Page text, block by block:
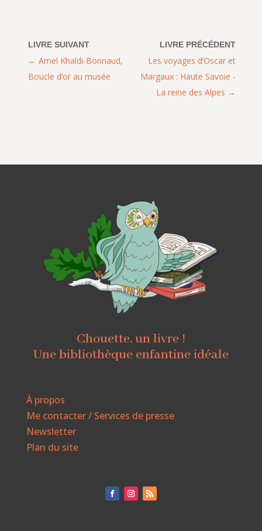
Les voyages d’Oscar et
Margaux : Haute Savoie -
La reine des Alpes
Amel Khaldi-Bonnaud,
Boucle d’or au musée
Chouette, un livre !
Une bibliothèque enfantine idéale
À propos
Me contacter / Services de presse
Newsletter
Plan du site